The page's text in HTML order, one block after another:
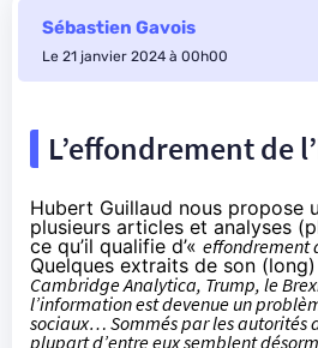
Sébastien Gavois
Le 21 janvier 2024 à 00h00
L’effondrement de
Hubert Guillaud nous propose
plusieurs articles et analyses
ce qu’il qualifie d’« effondrement
Quelques extraits de son
Cambridge Analytica, Trump, le
l’information est devenue un
sociaux… Sommés par les autorités
plupart d’entre eux semblent